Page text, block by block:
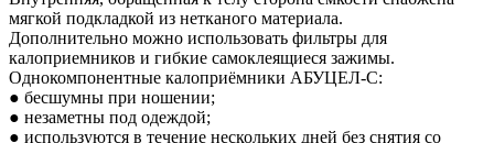
мягкой подкладкой из нетканого материала.
Дополнительно можно использовать фильтры для
калоприемников и гибкие самоклеящиеся зажимы.
Однокомпонентные калоприёмники АБУЦЕЛ-С:
● бесшумны при ношении;
● незаметны под одеждой;
● используются в течение нескольких дней без снятия со